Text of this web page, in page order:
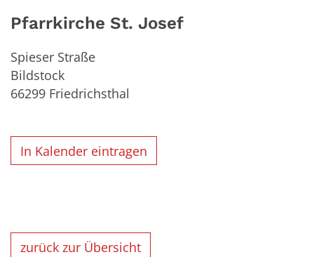
Pfarrkirche St. Josef
Spieser Straße
Bildstock
66299 Friedrichsthal
In Kalender eintragen
zurück zur Übersicht